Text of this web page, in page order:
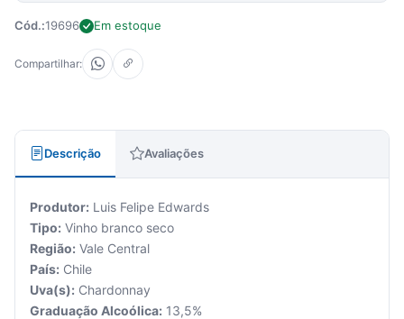
Cód.:19696 Em estoque
Compartilhar:
Descrição Avaliações
Produtor: Luis Felipe Edwards
Tipo: Vinho branco seco
Região: Vale Central
País: Chile
Uva(s): Chardonnay
Graduação Alcoólica: 13,5%